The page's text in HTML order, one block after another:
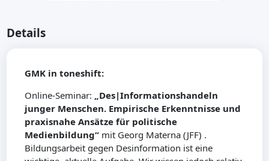
Details
GMK in toneshift:
Online-Seminar:
„Des|Informationshandeln
junger Menschen. Empirische Erkenntnisse und
praxisnahe Ansätze für politische
Medienbildung“ mit Georg Materna (JFF) .
Bildungsarbeit gegen Desinformation ist eine